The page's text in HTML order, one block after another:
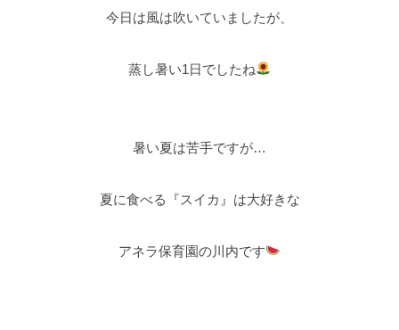
今日は風は吹いていましたが、
蒸し暑い1日でしたね
暑い夏は苦手ですが…
夏に食べる『スイカ』は大好きな
アネラ保育園の川内です